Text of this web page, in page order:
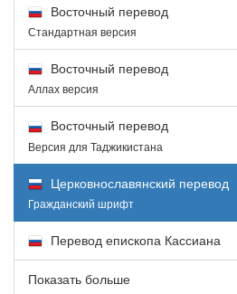
Восточный перевод
Стандартная версия
Восточный перевод
Аллах версия
Восточный перевод
Версия для Таджикистана
Церковнославянский перевод
Гражданский шрифт
Перевод епископа Кассиана
Показать больше